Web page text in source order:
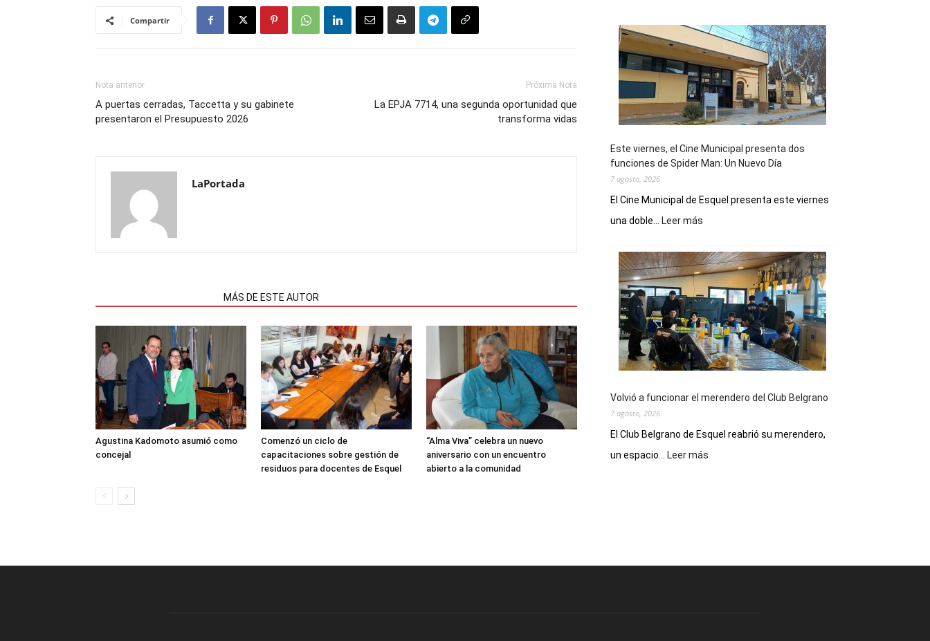
Compartir
Nota anterior
A puertas cerradas, Taccetta y su gabinete
presentaron el Presupuesto 2026
Próxima Nota
La EPJA 7714, una segunda oportunidad que
transforma vidas
LaPortada
MÁS DE ESTE AUTOR
Agustina Kadomoto asumió como
concejal
Comenzó un ciclo de
capacitaciones sobre gestión de
residuos para docentes de Esquel
“Alma Viva” celebra un nuevo
aniversario con un encuentro
abierto a la comunidad
Este viernes, el Cine Municipal presenta dos
funciones de Spider Man: Un Nuevo Día
7 agosto, 2026
El Cine Municipal de Esquel presenta este viernes
una doble...
Leer más
el
Cine
Municipal
presenta
dos
funciones
de
Spider
Un
Volvió a funcionar el merendero del Club Belgrano
7 agosto, 2026
El Club Belgrano de Esquel reabrió su merendero,
un espacio...
Leer más